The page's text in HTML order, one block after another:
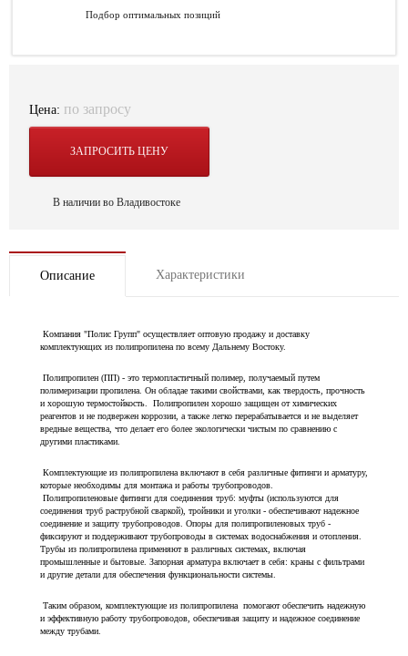
Подбор оптимальных позиций
Цена: по запросу
ЗАПРОСИТЬ ЦЕНУ
В наличии во Владивостоке
Описание Характеристики
Компания "Полис Групп" осуществляет оптовую продажу и доставку
комплектующих из полипропилена по всему Дальнему Востоку.
Полипропилен (ПП) - это термопластичный полимер, получаемый путем
полимеризации пропилена. Он обладае такими свойствами, как твердость, прочность
и хорошую термостойкость. Полипропилен хорошо защищен от химических
реагентов и не подвержен коррозии, а также легко перерабатывается и не выделяет
вредные вещества, что делает его более экологически чистым по сравнению с
другими пластиками.
Комплектующие из полипропилена включают в себя различные фитинги и арматуру,
которые необходимы для монтажа и работы трубопроводов.
Полипропиленовые фитинги для соединения труб: муфты (используются для
соединения труб раструбной сваркой), тройники и уголки - обеспечивают надежное
соединение и защиту трубопроводов. Опоры для полипропиленовых труб -
фиксируют и поддерживают трубопроводы в системах водоснабжения и отопления.
Трубы из полипропилена применяют в различных системах, включая
промышленные и бытовые. Запорная арматура включает в себя: краны с фильтрами
и другие детали для обеспечения функциональности системы.
Таким образом, комплектующие из полипропилена помогают обеспечить надежную
и эффективную работу трубопроводов, обеспечивая защиту и надежное соединение
между трубами.